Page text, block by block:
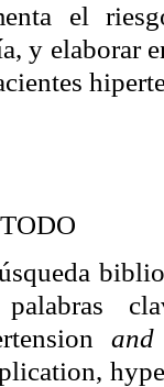
el
y elaborar
and